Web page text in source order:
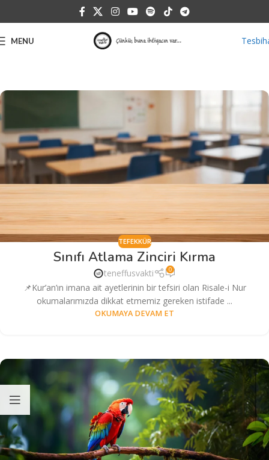
MENU
TEFEKKÜR
Sınıfı Atlama Zinciri Kırma
teneffusvakti 0
📌Kur’an’ın imana ait ayetlerinin bir tefsiri olan Risale-i Nur
okumalarımızda dikkat etmemiz gereken istifade ...
OKUMAYA DEVAM ET